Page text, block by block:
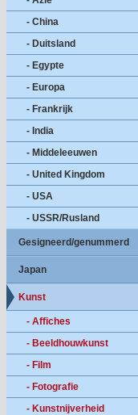
- China
- Duitsland
- Egypte
- Europa
- Frankrijk
- India
- Middeleeuwen
- United Kingdom
- USA
- USSR/Rusland
Gesigneerd/genummerd
Japan
Kunst
- Affiches
- Beeldhouwkunst
- Film
- Fotografie
- Kunstnijverheid